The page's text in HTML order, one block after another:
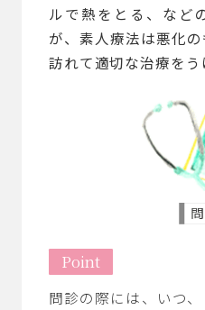
ルで熱をとる、など
が、素人療法は悪化
訪れて適切な治療をう
Point
問診の際には、いつ